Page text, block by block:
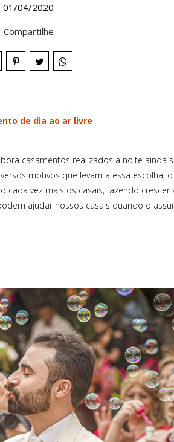
01/04/2020
Compartilhe
de dia ao ar livre
casamentos realizados a noite ainda
motivos que levam a essa escolha,
vez mais os casais, fazendo
ajudar nossos casais quando o